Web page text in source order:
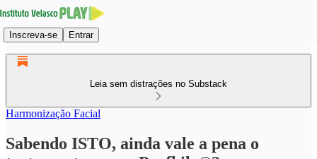
Inscreva-se Entrar
Leia sem distrações no Substack
Harmonização Facial
Sabendo ISTO, ainda vale a pena o